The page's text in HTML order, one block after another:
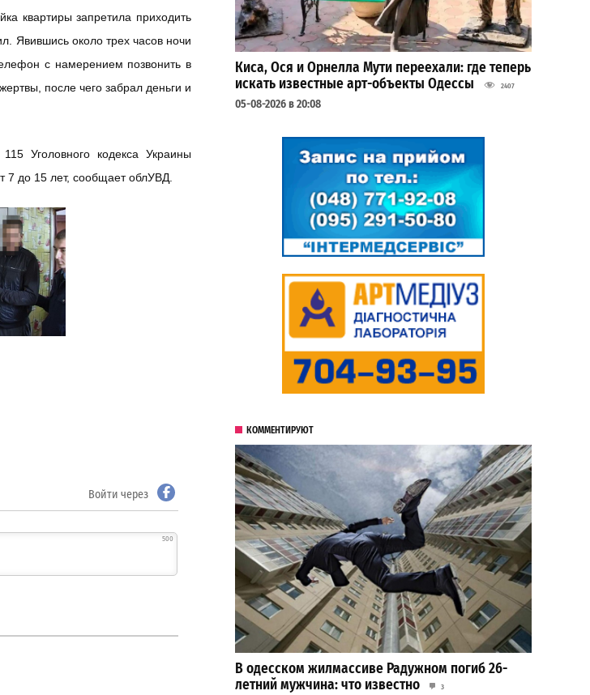
квартиры запретила приходить
Явившись около трех часов ночи
с намерением позвонить в
после чего забрал деньги и
Уголовного кодекса Украины
7 до 15 лет, сообщает облУВД.
Войти через
500
Киса, Ося и Орнелла Мути переехали: где теперь
искать известные арт-объекты Одессы
2407
05-08-2026 в 20:08
КОММЕНТИРУЮТ
В одесском жилмассиве Радужном погиб 26-
летний мужчина: что известно
3